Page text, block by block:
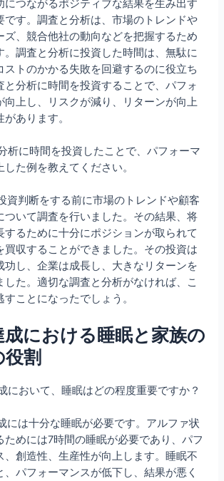
につながるポジティブな結果を生み出す
です。調査と分析は、市場のトレンドや
ズ、競合他社の動向などを把握するため
。調査と分析に投資した時間は、無駄に
ストのかかる失敗を回避するのに役立ち
と分析に時間を投資することで、パフォ
向上し、リスクが減り、リターンが向上
あります。
析に時間を投資したことで、パフォーマ
した例を教えてください。
資判断をする前に市場のトレンドや顧客
ついて調査を行いました。その結果、将
するために十分にポジションが取られて
買収することができました。その投資は
功し、企業は成長し、大きなリターンを
した。適切な調査と分析がなければ、こ
すことになったでしょう。
成における睡眠と家族の
割
において、睡眠はどの程度重要ですか？
には十分な睡眠が必要です。アルファ状
ためには7時間の睡眠が必要であり、パフ
、創造性、生産性が向上します。睡眠不
、パフォーマンスが低下し、結果が悪く